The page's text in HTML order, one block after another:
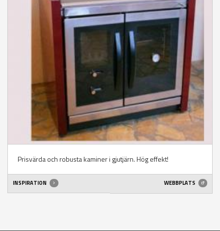
Prisvärda och robusta kaminer i gjutjärn. Hög effekt!
INSPIRATION WEBBPLATS